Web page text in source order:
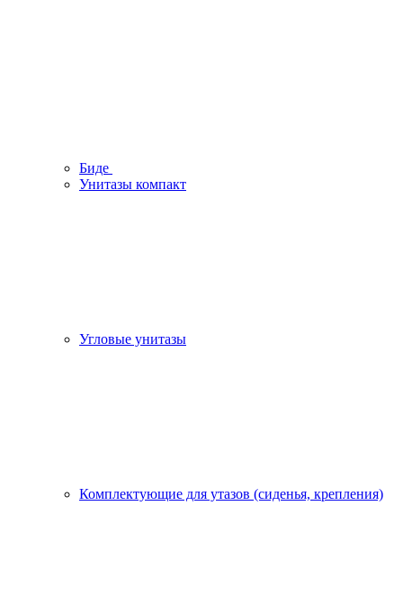
Биде
Унитазы компакт
Угловые унитазы
Комплектующие для утазов (сиденья, крепления)